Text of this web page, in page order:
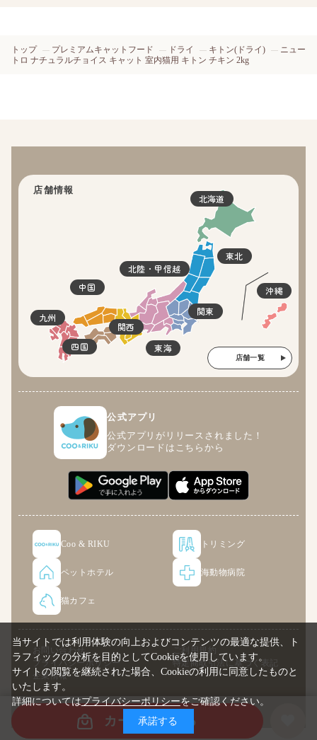
トップ プレミアムキャットフード ドライ キトン(ドライ)
ニュー
トロ ナチュラルチョイス キャット 室内猫用 キトン チキン 2kg
カートに入れる
店舗情報
北海道
東北
関東
北陸・甲信越
東海
関西
四国
中国
九州
沖縄
店舗一覧
公式アプリ
公式アプリがリリースされました！
ダウンロードはこちらから
Coo & RIKU トリミング
ペットホテル 海動物病院
猫カフェ
お問い合わせ
ご利用規約
プライバシーポリシー
特定商取引法に基づく表記
企業情報
© COO PREMIUM ONLINE
当サイトでは利用体験の向上およびコンテンツの最適な提供、ト
ラフィックの分析を目的としてCookieを使用しています。
サイトの閲覧を継続された場合、Cookieの利用に同意したものと
いたします。
詳細についてはプライバシーポリシーをご確認ください。
承諾する